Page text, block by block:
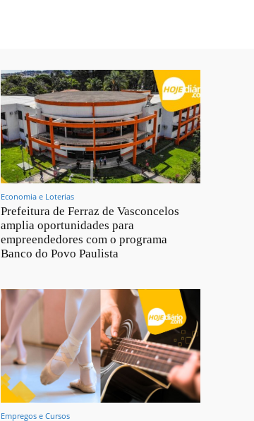
Economia e Loterias
Prefeitura de Ferraz de Vasconcelos
amplia oportunidades para
empreendedores com o programa
Banco do Povo Paulista
Empregos e Cursos